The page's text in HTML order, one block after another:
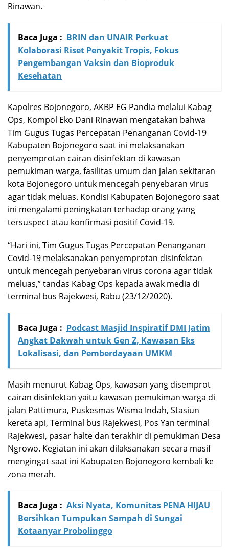
Rinawan.
Baca Juga : BRIN dan UNAIR Perkuat
Kolaborasi Riset Penyakit Tropis, Fokus
Pengembangan Vaksin dan Bioproduk
Kesehatan
Kapolres Bojonegoro, AKBP EG Pandia melalui Kabag
Ops, Kompol Eko Dani Rinawan mengatakan bahwa
Tim Gugus Tugas Percepatan Penanganan Covid-19
Kabupaten Bojonegoro saat ini melaksanakan
penyemprotan cairan disinfektan di kawasan
pemukiman warga, fasilitas umum dan jalan sekitaran
kota Bojonegoro untuk mencegah penyebaran virus
agar tidak meluas. Kondisi Kabupaten Bojonegoro saat
ini mengalami peningkatan terhadap orang yang
tersuspect atau konfirmasi positif Covid-19.
“Hari ini, Tim Gugus Tugas Percepatan Penanganan
Covid-19 melaksanakan penyemprotan disinfektan
untuk mencegah penyebaran virus corona agar tidak
meluas,” tandas Kabag Ops kepada awak media di
terminal bus Rajekwesi, Rabu (23/12/2020).
Baca Juga : Podcast Masjid Inspiratif DMI Jatim
Angkat Dakwah untuk Gen Z, Kawasan Eks
Lokalisasi, dan Pemberdayaan UMKM
Masih menurut Kabag Ops, kawasan yang disemprot
cairan disinfektan yaitu kawasan pemukiman warga di
jalan Pattimura, Puskesmas Wisma Indah, Stasiun
kereta api, Terminal bus Rajekwesi, Pos Yan terminal
Rajekwesi, pasar halte dan terakhir di pemukiman Desa
Ngrowo. Kegiatan ini akan dilaksanakan secara masif
mengingat saat ini Kabupaten Bojonegoro kembali ke
zona merah.
Baca Juga : Aksi Nyata, Komunitas PENA HIJAU
Bersihkan Tumpukan Sampah di Sungai
Kotaanyar Probolinggo